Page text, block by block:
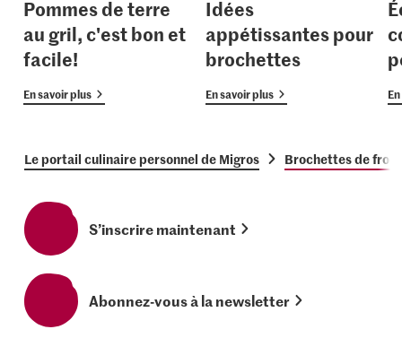
Pommes de terre
au gril, c'est bon et
facile!
En savoir plus
Idées
appétissantes pour
brochettes
En savoir plus
Le portail culinaire personnel de Migros Brochettes de
S’inscrire maintenant
Abonnez-vous à la newsletter